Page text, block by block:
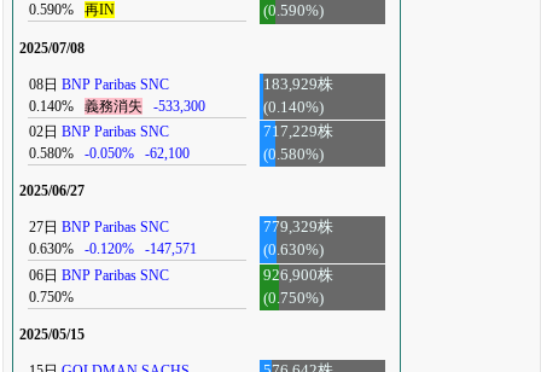
0.590%
再IN
(0.590%)
2025/07/08
08日 BNP Paribas SNC
0.140%
義務消失 -533,300
183,929株
(0.140%)
02日 BNP Paribas SNC
0.580%
-0.050% -62,100
717,229株
(0.580%)
2025/06/27
27日 BNP Paribas SNC
0.630%
-0.120% -147,571
779,329株
(0.630%)
06日 BNP Paribas SNC
0.750%
926,900株
(0.750%)
2025/05/15